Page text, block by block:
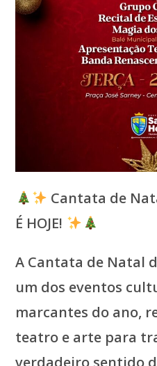
Cantata de
É HOJE!
A Cantata de Natal
um dos eventos
marcantes do ano,
teatro e arte para
verdadeiro sentido